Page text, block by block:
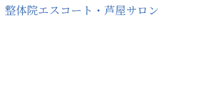
整体院エスコート・芦屋サロン